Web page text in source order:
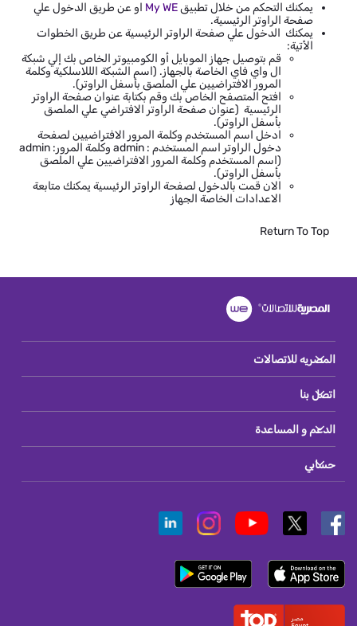
يمكنك التحكم من خلال تطبيقMy WE او عن طريق الدخول علي
صفحة الراوتر الرئيسية.
يمكنك الدخول علي صفحة الراوتر الرئيسية عن طريق الخطوات
الأتية:
قم بتوصيل جهاز الموبايل أو الكومبيوتر الخاص بك إلي شبكة
ال واي فاي الخاصة بالجهاز. (اسم الشبكة الللاسلكية وكلمة
المرور الافتراضيين علي الملصق بأسفل الراوتر).
افتح المتصفح الخاص بك وقم بكتابة عنوان صفحة الراوتر
الرئيسية (عنوان صفحة الراوتر الافتراضي علي الملصق
بأسفل الراوتر).
ادخل اسم المستخدم وكلمة المرور الافتراضيين لصفحة
دخول الراوتر اسم المستخدم : admin وكلمة المرور: admin
(اسم المستخدم وكلمة المرور الافتراضيين علي الملصق
بأسفل الراوتر).
الان قمت بالدخول لصفحة الراوتر الرئيسية يمكنك متابعة
الاعدادات الخاصة الجهاز
Return To Top
المصريه للاتصالات
اتصل بنا
الدعم و المساعدة
حسابي